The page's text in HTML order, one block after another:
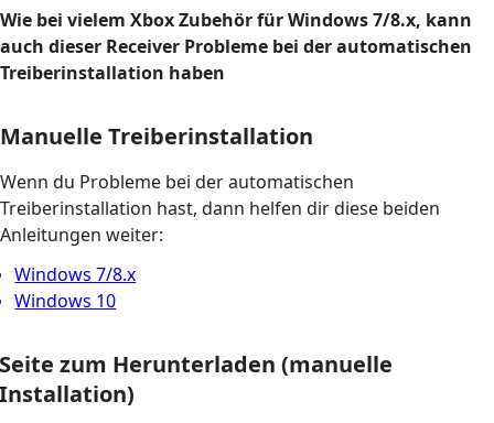
Wie bei vielem Xbox Zubehör für Windows 7/8.x, kann
auch dieser Receiver Probleme bei der automatischen
Treiberinstallation haben
Manuelle Treiberinstallation
Wenn du Probleme bei der automatischen
Treiberinstallation hast, dann helfen dir diese beiden
Anleitungen weiter:
Windows 7/8.x
Windows 10
zum Herunterladen (manuelle